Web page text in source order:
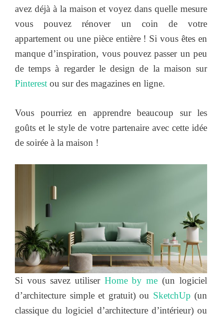
avez déjà à la maison et voyez dans quelle mesure
vous pouvez rénover un coin de votre
appartement ou une pièce entière ! Si vous êtes en
manque d’inspiration, vous pouvez passer un peu
de temps à regarder le design de la maison sur
Pinterest ou sur des magazines en ligne.
Vous pourriez en apprendre beaucoup sur les
goûts et le style de votre partenaire avec cette idée
de soirée à la maison !
Si vous savez utiliser Home by me (un logiciel
d’architecture simple et gratuit) ou SketchUp (un
classique du logiciel d’architecture d’intérieur) ou